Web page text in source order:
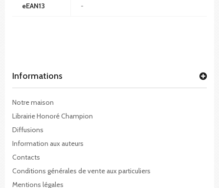
eEAN13 -
Informations
Notre maison
Librairie Honoré Champion
Diffusions
Information aux auteurs
Contacts
Conditions générales de vente aux particuliers
Mentions légales